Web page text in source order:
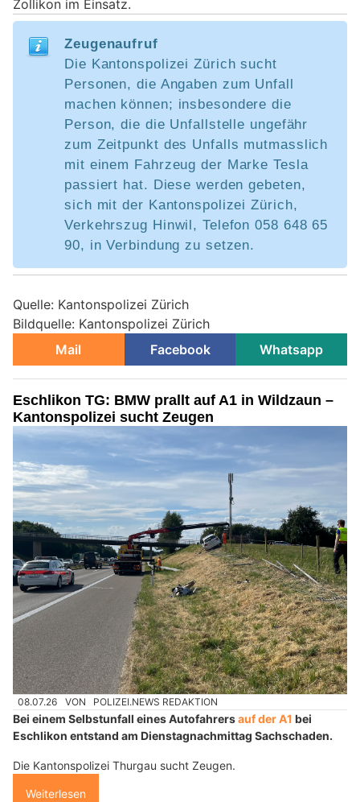
Zollikon im Einsatz.
Zeugenaufruf
Die Kantonspolizei Zürich sucht
Personen, die Angaben zum Unfall
machen können; insbesondere die
Person, die die Unfallstelle ungefähr
zum Zeitpunkt des Unfalls mutmasslich
mit einem Fahrzeug der Marke Tesla
passiert hat. Diese werden gebeten,
sich mit der Kantonspolizei Zürich,
Verkehrszug Hinwil, Telefon 058 648 65
90, in Verbindung zu setzen.
Quelle: Kantonspolizei Zürich
Bildquelle: Kantonspolizei Zürich
Mail
Facebook Whatsapp
Eschlikon TG: BMW prallt auf A1 in Wildzaun –
Kantonspolizei sucht Zeugen
08.07.26 VON POLIZEI.NEWS REDAKTION
Bei einem Selbstunfall eines Autofahrersauf der A1 bei
Eschlikon entstand am Dienstagnachmittag Sachschaden.
Die Kantonspolizei Thurgau sucht Zeugen.
Weiterlesen